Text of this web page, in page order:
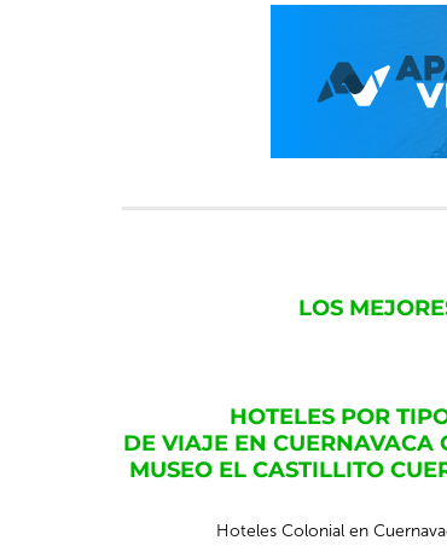
LOS
HOTELES POR
DE VIAJE EN CUERNAVACA
MUSEO EL CASTILLITO
Hoteles Colonial en